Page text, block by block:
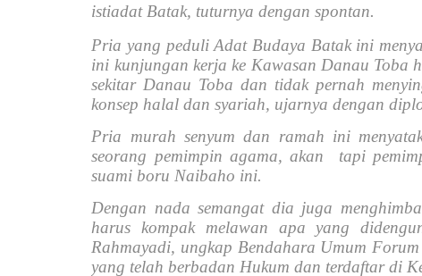
istiadat Batak, tuturnya dengan spontan.
Pria yang peduli Adat Budaya Batak ini
ini kunjungan kerja ke Kawasan Danau Toba
sekitar Danau Toba dan tidak pernah
konsep halal dan syariah, ujarnya dengan
Pria murah senyum dan ramah ini
seorang pemimpin agama, akan
tapi
suami boru Naibaho ini.
Dengan nada semangat dia juga
harus kompak melawan apa yang
Rahmayadi, ungkap Bendahara Umum
yang telah berbadan Hukum dan terdaftar di